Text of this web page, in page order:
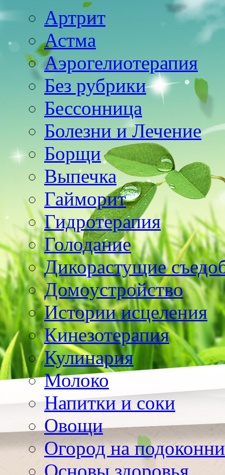
Артрит
Астма
Аэрогелиотерапия
Без рубрики
Бессонница
Болезни и Лечение
Борщи
Выпечка
Гайморит
Гидротерапия
Голодание
Дикорастущие
Домоустройство
Истории исцеления
Кинезотерапия
Кулинария
Молоко
Напитки и соки
Овощи
Огород на
Основы здоровья